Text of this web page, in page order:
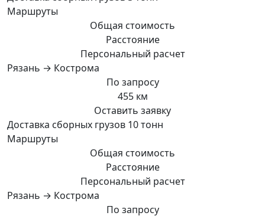
Маршруты
Общая стоимость
Расстояние
Персональный расчет
Рязань → Кострома
По запросу
455 км
Оставить заявку
Доставка сборных грузов 10 тонн
Маршруты
Общая стоимость
Расстояние
Персональный расчет
Рязань → Кострома
По запросу